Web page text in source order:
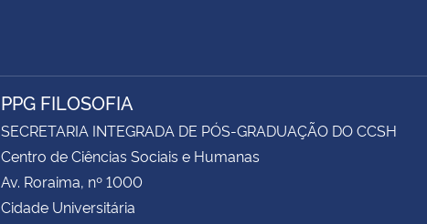
PPG FILOSOFIA
SECRETARIA INTEGRADA DE PÓS-GRADUAÇÃO DO CCSH
Centro de Ciências Sociais e Humanas
Av. Roraima, nº 1000
Cidade Universitária